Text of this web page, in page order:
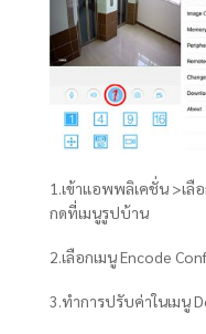
1.เข้าแอพพลิเคชั่น >เลื
กดที่เมนูรูปบ้าน
2.เลือกเมนู Encode
3.ทำการปรับค่าในเมนู